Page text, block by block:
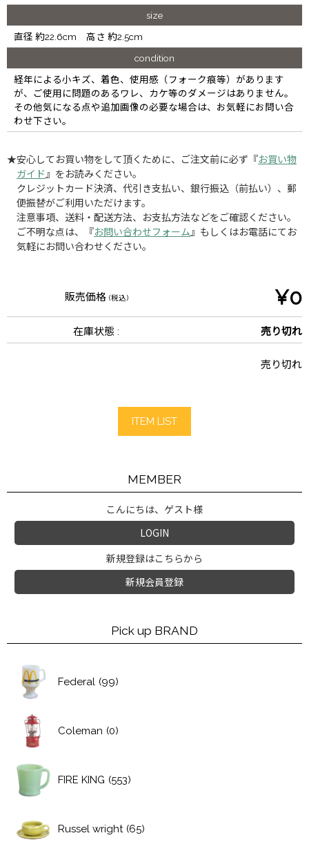
size
直径 約22.6cm 高さ 約2.5cm
condition
経年による小キズ、着色、使用感（フォーク痕等）があります
が、ご使用に問題のあるワレ、カケ等のダメージはありません。
その他気になる点や追加画像の必要な場合は、お気軽にお問い合
わせ下さい。
★安心してお買い物をして頂くために、ご注文前に必ず『お買い物
ガイド 』をお読みください。
クレジットカード決済、代引き支払い、銀行振込（前払い）、郵
便振替がご利用いただけます。
注意事項、送料・配送方法、お支払方法などをご確認ください。
ご不明な点は、『お問い合わせフォーム 』もしくはお電話にてお
気軽にお問い合わせください。
販売価格 (税込) ¥0
在庫状態 : 売り切れ
売り切れ
ITEM LIST
MEMBER
こんにちは、ゲスト様
LOGIN
新規登録はこちらから
新規会員登録
Pick up BRAND
Federal (99)
Coleman (0)
FIRE KING (553)
Russel wright (65)